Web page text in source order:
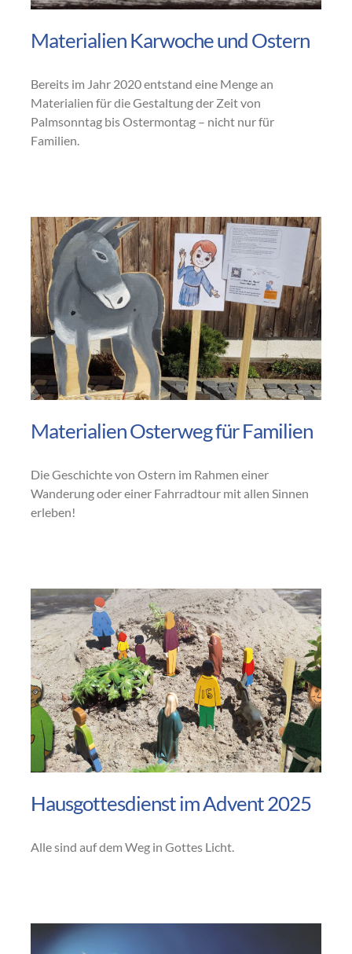
Materialien Karwoche und Ostern
Bereits im Jahr 2020 entstand eine Menge an
Materialien für die Gestaltung der Zeit von
Palmsonntag bis Ostermontag – nicht nur für
Familien.
Materialien Osterweg für Familien
Die Geschichte von Ostern im Rahmen einer
Wanderung oder einer Fahrradtour mit allen Sinnen
erleben!
Hausgottesdienst im Advent 2025
Alle sind auf dem Weg in Gottes Licht.